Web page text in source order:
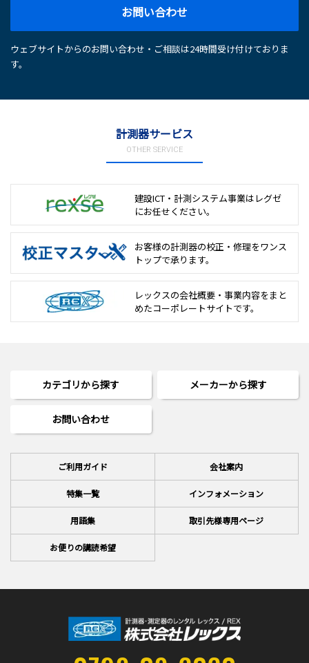
お問い合わせ
ウェブサイトからのお問い合わせ・ご相談は24時間受け付けておりま
す。
計測器サービス
OTHER SERVICE
建設ICT・計測システム事業は レグゼ
にお任せください。
お客様の計測器の校正・修理をワンス
トップで承ります。
レックスの会社概要・事業内容をまと
めたコーポレートサイトです。
カテゴリから探す メーカーから探す
お問い合わせ
ご利用ガイド 会社案内
特集一覧 インフォメーション
用語集 取引先様専用ページ
お便りの講読希望